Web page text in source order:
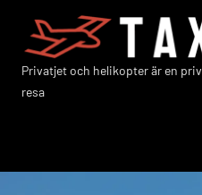
innehåll
Taxiflyg
Privatjet och helikopter är en
resa